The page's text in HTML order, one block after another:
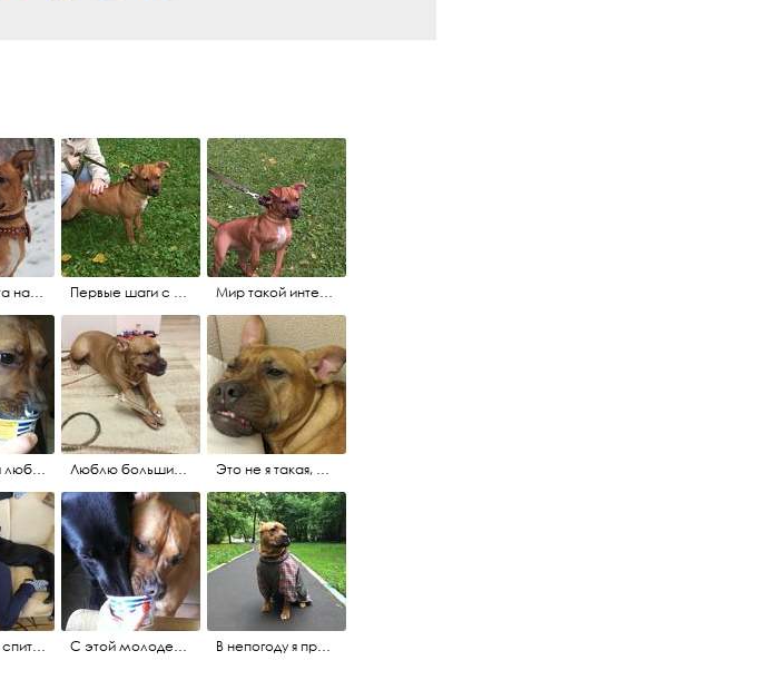
Питубль Рита на держурстве Первые шаги с поводком Мир такой интересный, отпустите меня...
Ммм... моя любимая сметанка Люблю большие вкусняшки; маленьких хватает лишь на пару секунд... Это не я такая, это фотограф такой
Если кто-то спит, то мы завсегда с ним! С этой молодежью так трудно соревноваться... В непогоду я предпочитаю плащик